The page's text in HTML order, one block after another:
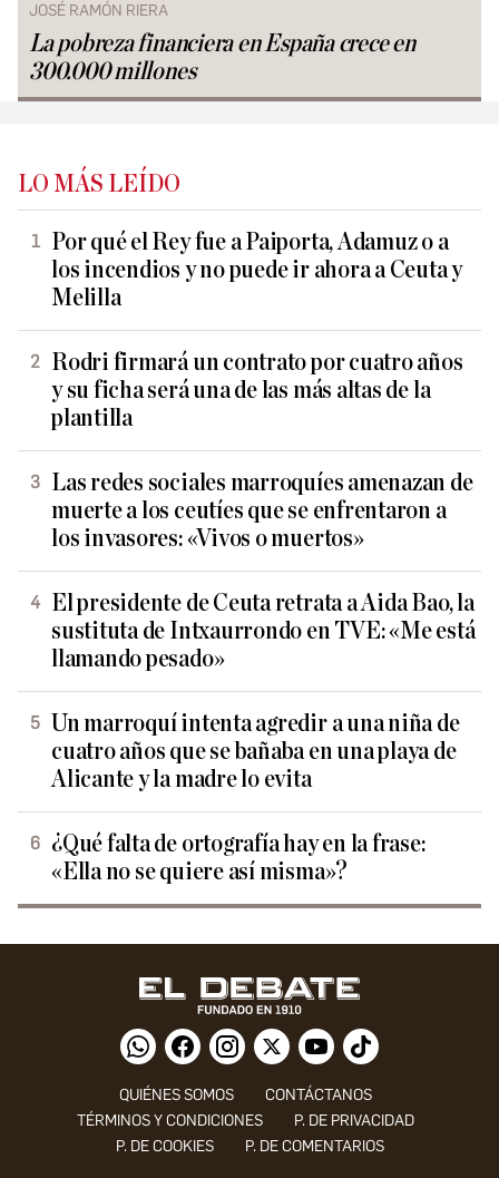
JOSÉ RAMÓN RIERA
La pobreza financiera en España crece en
300.000 millones
LO MÁS LEÍDO
Por qué el Rey fue a Paiporta, Adamuz o a
los incendios y no puede ir ahora a Ceuta y
Melilla
Rodri firmará un contrato por cuatro años
y su ficha será una de las más altas de la
plantilla
Las redes sociales marroquíes amenazan de
muerte a los ceutíes que se enfrentaron a
los invasores: «Vivos o muertos»
El presidente de Ceuta retrata a Aida Bao, la
sustituta de Intxaurrondo en TVE: «Me está
llamando pesado»
Un marroquí intenta agredir a una niña de
cuatro años que se bañaba en una playa de
Alicante y la madre lo evita
¿Qué falta de ortografía hay en la frase:
«Ella no se quiere así misma»?
QUIÉNES SOMOS
CONTÁCTANOS
TÉRMINOS Y CONDICIONES
P. DE PRIVACIDAD
P. DE COOKIES
P. DE COMENTARIOS